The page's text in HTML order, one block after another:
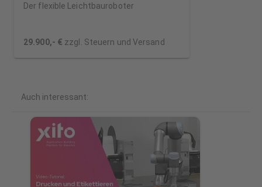
Der flexible Leichtbauroboter
29.900,- € zzgl. Steuern und Versand
Auch interessant: